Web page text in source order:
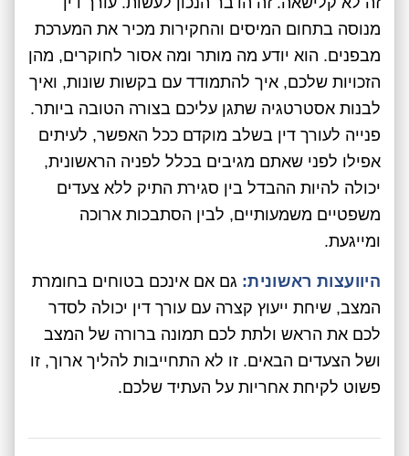
מנוסה בתחום המיסים והחקירות מכיר את המערכת
מבפנים. הוא יודע מה מותר ומה אסור לחוקרים, מהן
הזכויות שלכם, איך להתמודד עם בקשות שונות, ואיך
לבנות אסטרטגיה שתגן עליכם בצורה הטובה ביותר.
פנייה לעורך דין בשלב מוקדם ככל האפשר, לעיתים
אפילו לפני שאתם מגיבים בכלל לפניה הראשונית,
יכולה להיות ההבדל בין סגירת התיק ללא צעדים
משפטיים משמעותיים, לבין הסתבכות ארוכה
ומייגעת.
היוועצות ראשונית: גם אם אינכם בטוחים בחומרת
המצב, שיחת ייעוץ קצרה עם עורך דין יכולה לסדר
לכם את הראש ולתת לכם תמונה ברורה של המצב
ושל הצעדים הבאים. זו לא התחייבות להליך ארוך, זו
פשוט לקיחת אחריות על העתיד שלכם.